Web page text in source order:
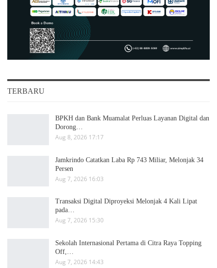
TERBARU
BPKH dan Bank Muamalat Perluas Layanan Digital dan
Dorong…
Aug 8, 2026 17:17
Jamkrindo Catatkan Laba Rp 743 Miliar, Melonjak 34
Persen
Aug 7, 2026 16:03
Transaksi Digital Diproyeksi Melonjak 4 Kali Lipat
pada…
Aug 7, 2026 15:30
Sekolah Internasional Pertama di Citra Raya Topping
Off,…
Aug 7, 2026 14:43